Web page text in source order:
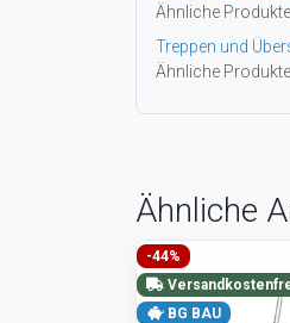
Ähnliche
Treppen und
Ähnliche
Ähnliche
-44%
BG BAU